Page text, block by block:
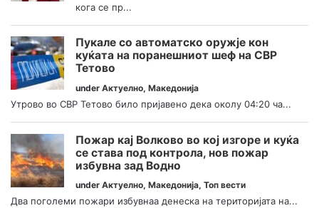
кога се пр...
Пукале со автоматско оружје кон
куќата на поранешниот шеф на СВР
Тетово
under Актуелно, Македонија
Утрово во СВР Тетово било пријавено дека околу 04:20 ча...
Пожар кај Волково во кој изгоре и куќа
се става под контрола, нов пожар
избувна зад Водно
under Актуелно, Македонија, Топ вести
Два поголеми пожари избувнаа денеска на територијата на...